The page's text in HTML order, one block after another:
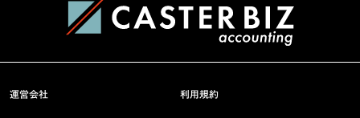
運営会社 利用規約